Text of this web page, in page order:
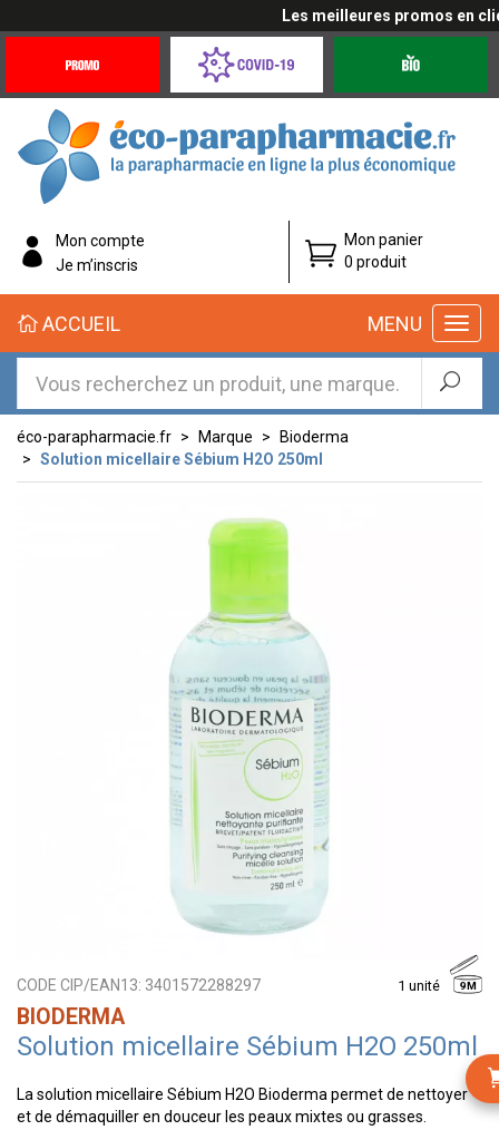
Les meilleures promos en
Offres
Coronavirus
éco-
parapharmacie.fr
éco-
parapharmacie.fr
Mon compte
Je m’inscris
Mon panier
0 produit
MENU
ACCUEIL
éco-parapharmacie.fr Marque
Bioderma
Solution micellaire Sébium H2O 250ml
CODE CIP/EAN13: 3401572288297 1 unité 9M
BIODERMA
Solution micellaire Sébium H2O 250ml
La solution micellaire Sébium H2O Bioderma permet de nettoyer
et de démaquiller en douceur les peaux mixtes ou grasses.